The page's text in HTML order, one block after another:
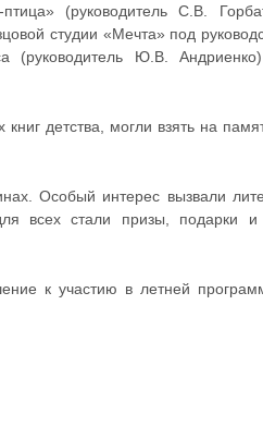
(руководитель С.В.
студии «Мечта» под
(руководитель Ю.В.
детства, могли взять на
Особый интерес вызвали
всех стали призы, подарки и
к участию в летней